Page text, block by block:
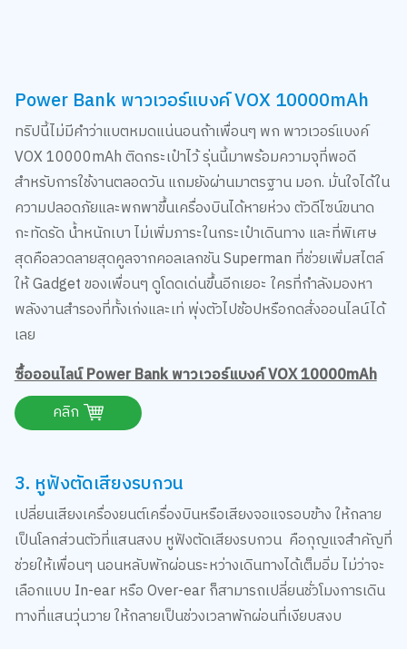
Power Bank พาวเวอร์แบงค์ VOX 10000mAh
ทริปนี้ไม่มีคำว่าแบตหมดแน่นอนถ้าเพื่อนๆ พก พาวเวอร์แบงค์
VOX 10000mAh ติดกระเป๋าไว้ รุ่นนี้มาพร้อมความจุที่พอดี
สำหรับการใช้งานตลอดวัน แถมยังผ่านมาตรฐาน มอก. มั่นใจได้ใน
ความปลอดภัยและพกพาขึ้นเครื่องบินได้หายห่วง ตัวดีไซน์ขนาด
กะทัดรัด น้ำหนักเบา ไม่เพิ่มภาระในกระเป๋าเดินทาง และที่พิเศษ
สุดคือลวดลายสุดคูลจากคอลเลกชัน Superman ที่ช่วยเพิ่มสไตล์
ให้ Gadget ของเพื่อนๆ ดูโดดเด่นขึ้นอีกเยอะ ใครที่กำลังมองหา
พลังงานสำรองที่ทั้งเก่งและเท่ พุ่งตัวไปช้อปหรือกดสั่งออนไลน์ได้
เลย
ซื้อออนไลน์ Power Bank พาวเวอร์แบงค์ VOX 10000mAh
คลิก
3. หูฟังตัดเสียงรบกวน
เปลี่ยนเสียงเครื่องยนต์เครื่องบินหรือเสียงจอแจรอบข้าง ให้กลาย
เป็นโลกส่วนตัวที่แสนสงบ หูฟังตัดเสียงรบกวน คือกุญแจสำคัญที่
ช่วยให้เพื่อนๆ นอนหลับพักผ่อนระหว่างเดินทางได้เต็มอิ่ม ไม่ว่าจะ
เลือกแบบ In-ear หรือ Over-ear ก็สามารถเปลี่ยนชั่วโมงการเดิน
ทางที่แสนวุ่นวาย ให้กลายเป็นช่วงเวลาพักผ่อนที่เงียบสงบ